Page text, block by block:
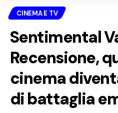
CINEMA E TV
Sentimental
Recensione,
cinema
di battaglia